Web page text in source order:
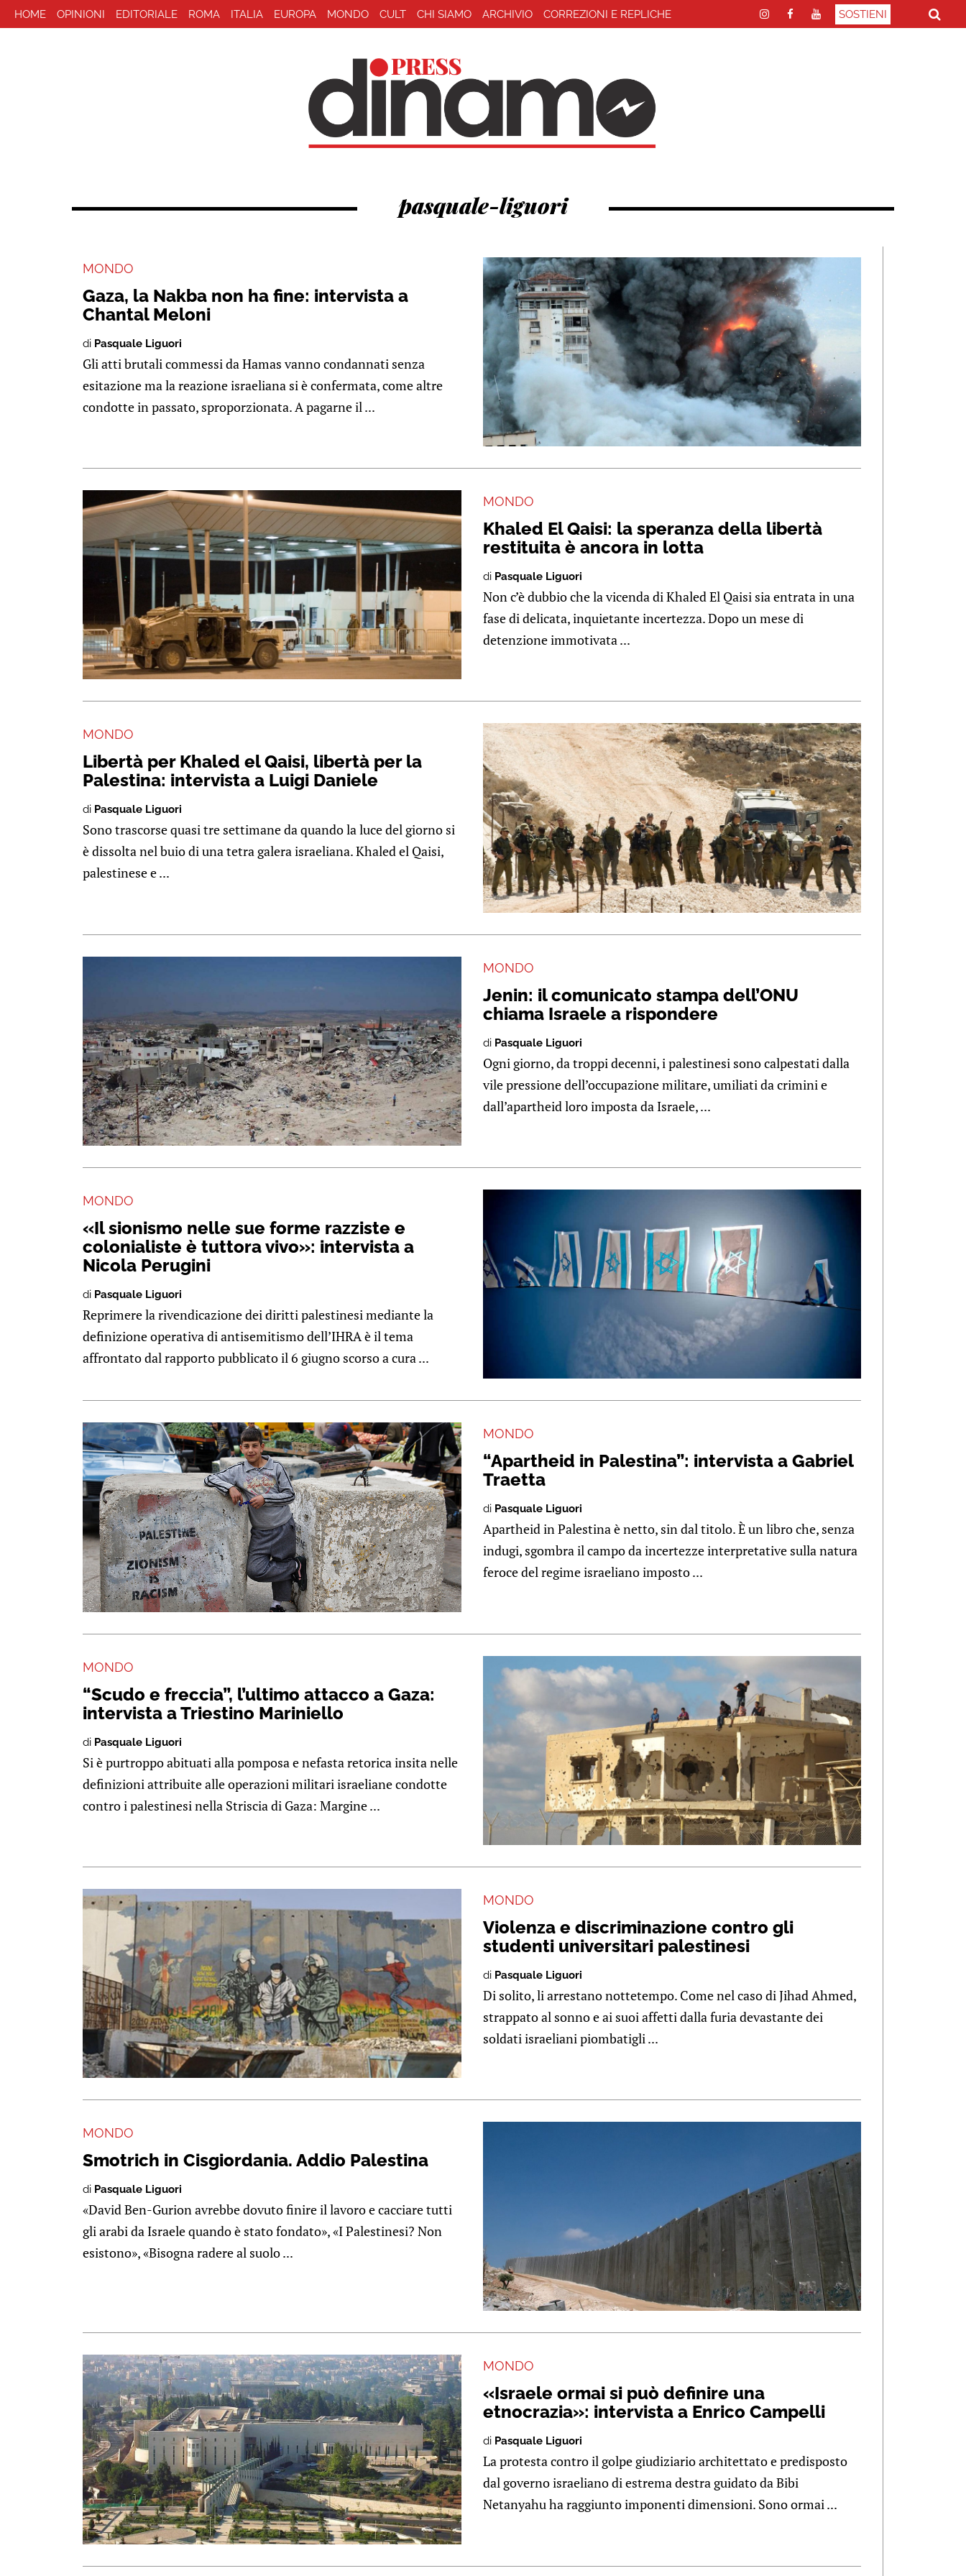
HOME OPINIONI EDITORIALE ROMA ITALIA EUROPA MONDO CULT CHI SIAMO ARCHIVIO CORREZIONI E REPLICHE SOSTIENI
pasquale-liguori
MONDO
Gaza, la Nakba non ha fine: intervista a
Chantal Meloni
di Pasquale Liguori
Gli atti brutali commessi da Hamas vanno condannati senza
esitazione ma la reazione israeliana si è confermata, come altre
condotte in passato, sproporzionata. A pagarne il ...
MONDO
Khaled El Qaisi: la speranza della libertà
restituita è ancora in lotta
di Pasquale Liguori
Non c’è dubbio che la vicenda di Khaled El Qaisi sia entrata in una
fase di delicata, inquietante incertezza. Dopo un mese di
detenzione immotivata ...
MONDO
Libertà per Khaled el Qaisi, libertà per la
Palestina: intervista a Luigi Daniele
di Pasquale Liguori
Sono trascorse quasi tre settimane da quando la luce del giorno si
è dissolta nel buio di una tetra galera israeliana. Khaled el Qaisi,
palestinese e ...
MONDO
Jenin: il comunicato stampa dell’ONU
chiama Israele a rispondere
di Pasquale Liguori
Ogni giorno, da troppi decenni, i palestinesi sono calpestati dalla
vile pressione dell’occupazione militare, umiliati da crimini e
dall’apartheid loro imposta da Israele, ...
MONDO
«Il sionismo nelle sue forme razziste e
colonialiste è tuttora vivo»: intervista a
Nicola Perugini
di Pasquale Liguori
Reprimere la rivendicazione dei diritti palestinesi mediante la
definizione operativa di antisemitismo dell’IHRA è il tema
affrontato dal rapporto pubblicato il 6 giugno scorso a cura ...
MONDO
“Apartheid in Palestina”: intervista a Gabriel
Traetta
di Pasquale Liguori
Apartheid in Palestina è netto, sin dal titolo. È un libro che, senza
indugi, sgombra il campo da incertezze interpretative sulla natura
feroce del regime israeliano imposto ...
MONDO
“Scudo e freccia”, l’ultimo attacco a Gaza:
intervista a Triestino Mariniello
di Pasquale Liguori
Si è purtroppo abituati alla pomposa e nefasta retorica insita nelle
definizioni attribuite alle operazioni militari israeliane condotte
contro i palestinesi nella Striscia di Gaza: Margine ...
MONDO
Violenza e discriminazione contro gli
studenti universitari palestinesi
di Pasquale Liguori
Di solito, li arrestano nottetempo. Come nel caso di Jihad Ahmed,
strappato al sonno e ai suoi affetti dalla furia devastante dei
soldati israeliani piombatigli ...
MONDO
Smotrich in Cisgiordania. Addio Palestina
di Pasquale Liguori
«David Ben-Gurion avrebbe dovuto finire il lavoro e cacciare tutti
gli arabi da Israele quando è stato fondato», «I Palestinesi? Non
esistono», «Bisogna radere al suolo ...
MONDO
«Israele ormai si può definire una
etnocrazia»: intervista a Enrico Campelli
di Pasquale Liguori
La protesta contro il golpe giudiziario architettato e predisposto
dal governo israeliano di estrema destra guidato da Bibi
Netanyahu ha raggiunto imponenti dimensioni. Sono ormai ...